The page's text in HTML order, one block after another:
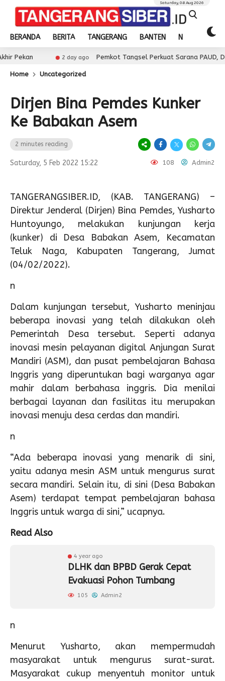
BERANDA BERITA TANGERANG BANTEN NASIONAL
Saturday, 08 Aug 2026
2 day ago Pemkot Tangsel Perkuat Sarana PAUD, Dorong
Home Uncategorized
Dirjen Bina Pemdes Kunker
Ke Babakan Asem
2 minutes reading
Saturday, 5 Feb 2022 15:22 108 Admin2
TANGERANGSIBER.ID, (KAB. TANGERANG) –
Direktur Jenderal (Dirjen) Bina Pemdes, Yusharto
Huntoyungo, melakukan kunjungan kerja
(kunker) di Desa Babakan Asem, Kecamatan
Teluk Naga, Kabupaten Tangerang, Jumat
(04/02/2022).
n
Dalam kunjungan tersebut, Yusharto meninjau
beberapa inovasi yang telah dilakukan oleh
Pemerintah Desa tersebut. Seperti adanya
inovasi mesin pelayanan digital Anjungan Surat
Mandiri (ASM), dan pusat pembelajaran Bahasa
Inggris yang diperuntukan bagi warganya agar
mahir dalam berbahasa inggris. Dia menilai
berbagai layanan dan fasilitas itu merupakan
inovasi menuju desa cerdas dan mandiri.
n
“Ada beberapa inovasi yang menarik di sini,
yaitu adanya mesin ASM untuk mengurus surat
secara mandiri. Selain itu, di sini (Desa Babakan
Asem) terdapat tempat pembelajaran bahasa
Inggris untuk warga di sini,” ucapnya.
Read Also
4 year ago
DLHK dan BPBD Gerak Cepat
Evakuasi Pohon Tumbang
105 Admin2
n
Menurut Yusharto, akan mempermudah
masyarakat untuk mengurus surat-surat.
Masyarakat cukup menyentuh monitor untuk